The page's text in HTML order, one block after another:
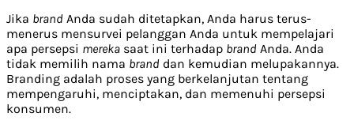
Jika brand Anda sudah ditetapkan, Anda harus terus-
menerus mensurvei pelanggan Anda untuk mempelajari
apa persepsi mereka saat ini terhadap brand Anda. Anda
tidak memilih nama brand dan kemudian melupakannya.
Branding adalah proses yang berkelanjutan tentang
mempengaruhi, menciptakan, dan memenuhi persepsi
konsumen.